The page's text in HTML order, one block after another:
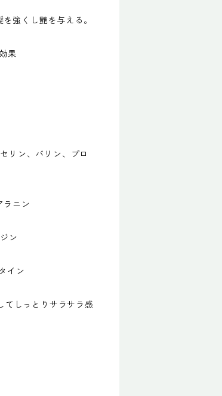
強くし艶を与える。
果
リン、バリン、プロ
ラニン
ン
イン
てしっとりサラサラ感